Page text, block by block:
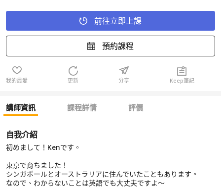
前往立即上課
預約課程
我的最愛 更新 分享 Keep筆記
講師資訊 課程詳情 評價
自我介紹
初めまして！Kenです。
東京で育ちました！
シンガポールとオーストラリアに住んでいたこともあります。
なので、わからないことは英語でも大丈夫ですよ〜